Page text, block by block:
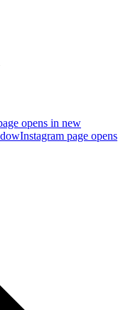
opens in new
Instagram page opens